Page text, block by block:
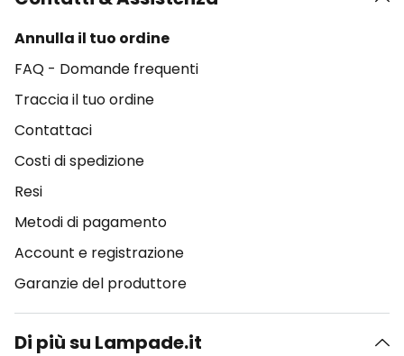
Annulla il tuo ordine
FAQ - Domande frequenti
Traccia il tuo ordine
Contattaci
Costi di spedizione
Resi
Metodi di pagamento
Account e registrazione
Garanzie del produttore
Di più su Lampade.it